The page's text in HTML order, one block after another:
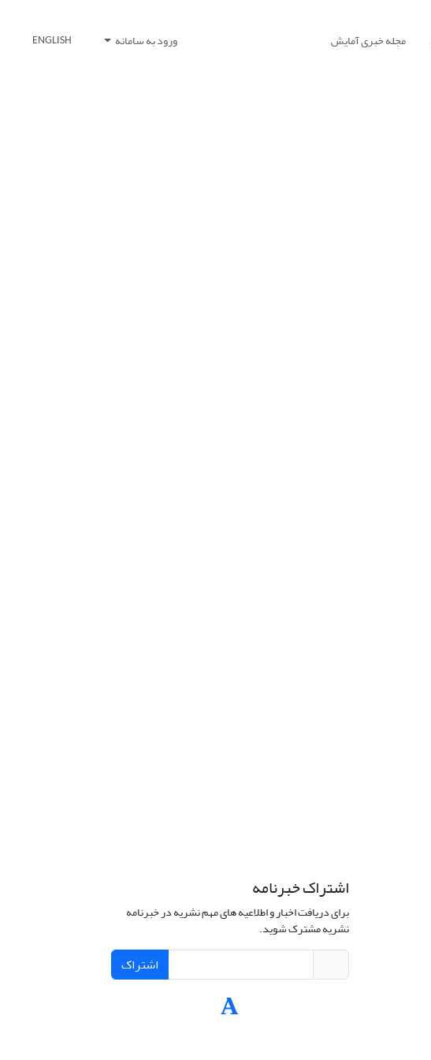
مجله خبری آمایش ورود به سامانه ENGLISH
اشتراک خبرنامه
برای دریافت اخبار و اطلاعیه های مهم نشریه در خبرنامه
نشریه مشترک شوید.
اشتراک